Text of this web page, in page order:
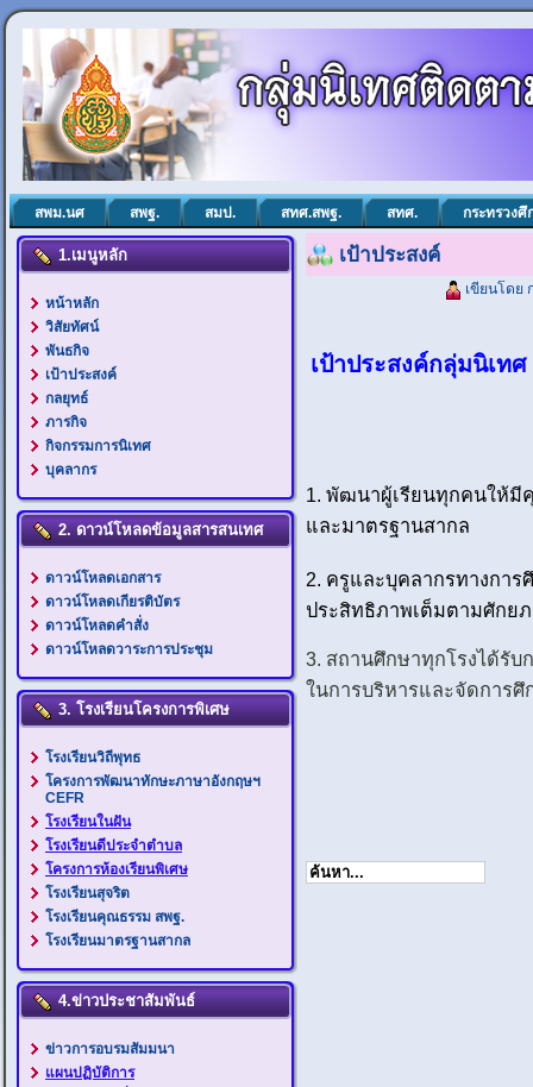
สพม.นศ สพฐ. สมป. สทศ.สพฐ. สทศ. กระทรวงศึ
1.เมนูหลัก
หน้าหลัก
วิสัยทัศน์
พันธกิจ
เป้าประสงค์
กลยุทธ์
ภารกิจ
กิจกรรมการนิเทศ
บุคลากร
2. ดาวน์โหลดข้อมูลสารสนเทศ
ดาวน์โหลดเอกสาร
ดาวน์โหลดเกียรติบัตร
ดาวน์โหลดคำสั่ง
ดาวน์โหลดวาระการประชุม
3. โรงเรียนโครงการพิเศษ
โรงเรียนวิถีพุทธ
โครงการพัฒนาทักษะภาษาอังกฤษฯ
CEFR
โรงเรียนในฝัน
โรงเรียนดีประจำตำบล
โครงการห้องเรียนพิเศษ
โรงเรียนสุจริต
โรงเรียนคุณธรรม สพฐ.
โรงเรียนมาตรฐานสากล
4.ข่าวประชาสัมพันธ์
ข่าวการอบรมสัมมนา
แผนปฏิบัติการ
เป้าประสงค์
เขียนโดย
เป้าประสงค์กลุ่มนิเท
1. พัฒนาผู้เรียนทุกคนให้
และมาตรฐานสากล
2. ครูและบุคลากรทางกา
ประสิทธิภาพเต็มตามศักย
3. สถานศึกษาทุกโรงได้รั
ในการบริหารและจัดการศึ